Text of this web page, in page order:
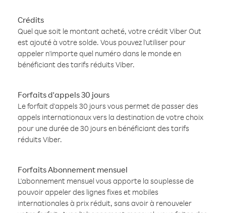
Crédits
Quel que soit le montant acheté, votre crédit Viber Out
est ajouté à votre solde. Vous pouvez l'utiliser pour
appeler n'importe quel numéro dans le monde en
bénéficiant des tarifs réduits Viber.
Forfaits d'appels 30 jours
Le forfait d'appels 30 jours vous permet de passer des
appels internationaux vers la destination de votre choix
pour une durée de 30 jours en bénéficiant des tarifs
réduits Viber.
Forfaits Abonnement mensuel
L'abonnement mensuel vous apporte la souplesse de
pouvoir appeler des lignes fixes et mobiles
internationales à prix réduit, sans avoir à renouveler